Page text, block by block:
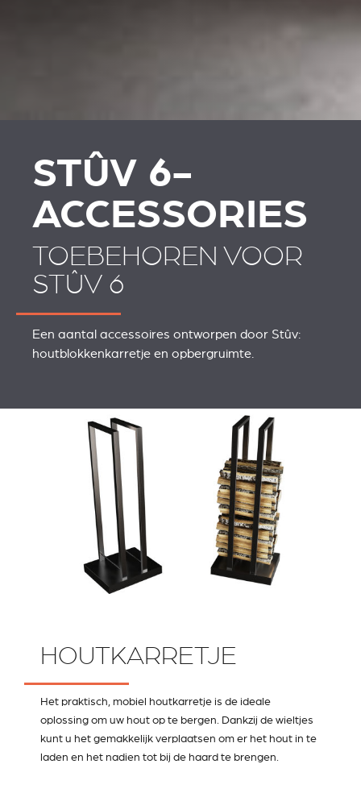
STÛV 6-
ACCESSORIES
TOEBEHOREN VOOR
STÛV 6
Een aantal accessoires ontworpen door Stûv:
houtblokkenkarretje en opbergruimte.
HOUTKARRETJE
Het praktisch, mobiel houtkarretje is de ideale
oplossing om uw hout op te bergen. Dankzij de wieltjes
kunt u het gemakkelijk verplaatsen om er het hout in te
laden en het nadien tot bij de haard te brengen.